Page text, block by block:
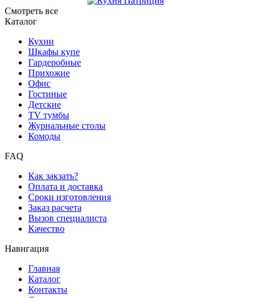
Смотреть все
Каталог
Кухни
Шкафы купе
Гардеробные
Прихожие
Офис
Гостиные
Детские
TV тумбы
Журнальные столы
Комоды
FAQ
Как закзать?
Оплата и доставка
Сроки изготовления
Заказ расчета
Вызов специалиста
Качество
Навигация
Главная
Каталог
Контакты